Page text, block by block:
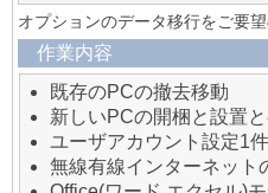
オプションのデータ移行をご要
作業内容
既存のPCの撤去移動
新しいPCの開梱と設置
ユーザアカウント設定1件
無線有線インターネット